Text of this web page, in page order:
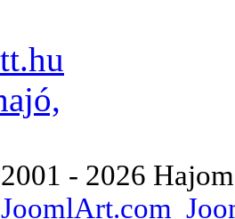
- 2026
JoomlArt.com